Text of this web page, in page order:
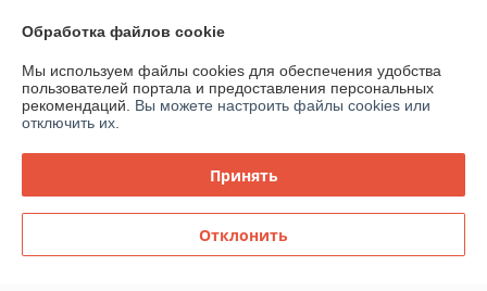
Контакты
Доставка и оплата
График работы
Политика обработки cookies
Обработка файлов cookie
Мы используем файлы cookies для обеспечения удобства
пользователей портала и предоставления персональных
рекомендаций. Вы можете настроить файлы cookies или
отключить их.
Принять
Отклонить